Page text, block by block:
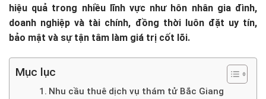
hiệu quả trong nhiều lĩnh vực như hôn nhân gia đình,
doanh nghiệp và tài chính, đồng thời luôn đặt uy tín,
bảo mật và sự tận tâm làm giá trị cốt lõi.
Mục lục
Nhu cầu thuê dịch vụ thám tử Bắc Giang